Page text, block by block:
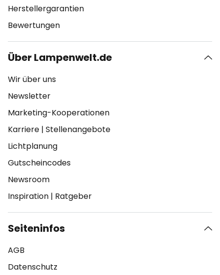
Herstellergarantien
Bewertungen
Über Lampenwelt.de
Wir über uns
Newsletter
Marketing-Kooperationen
Karriere | Stellenangebote
Lichtplanung
Gutscheincodes
Newsroom
Inspiration | Ratgeber
Seiteninfos
AGB
Datenschutz